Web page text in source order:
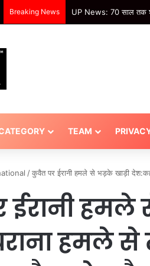
Breaking News Sport : 6,6,6,6….एक ही
TEAM
/कुवैत पर ईरानी हमले से भड़के खाड़ी
हमले
हमले से